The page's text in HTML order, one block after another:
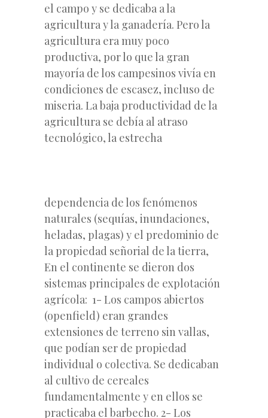
el campo y se dedicaba a la
agricultura y la ganadería. Pero la
agricultura era muy poco
productiva, por lo que la gran
mayoría de los campesinos vivía en
condiciones de escasez, incluso de
miseria. La baja productividad de la
agricultura se debía al atraso
tecnológico, la estrecha
dependencia de los fenómenos
naturales (sequías, inundaciones,
heladas, plagas) y el predominio de
la propiedad señorial de la tierra,
En el continente se dieron dos
sistemas principales de explotación
agrícola: 1- Los campos abiertos
(openfield) eran grandes
extensiones de terreno sin vallas,
que podían ser de propiedad
individual o colectiva. Se dedicaban
al cultivo de cereales
fundamentalmente y en ellos se
practicaba el barbecho. 2- Los